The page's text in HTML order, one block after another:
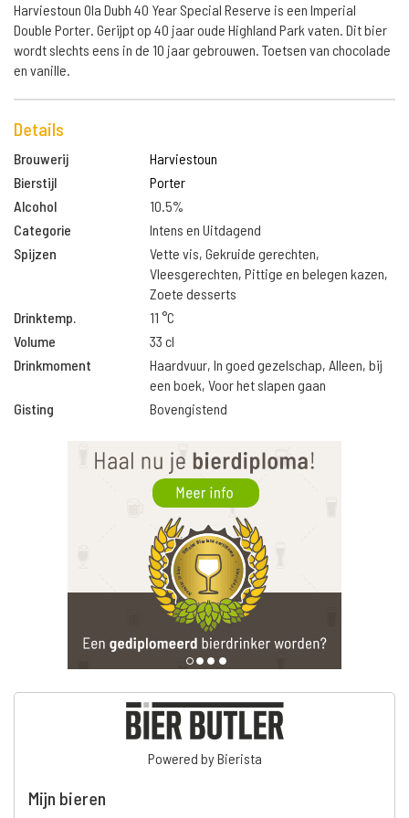
Harviestoun Ola Dubh 40 Year Special Reserve is een Imperial
Double Porter. Gerijpt op 40 jaar oude Highland Park vaten. Dit bier
wordt slechts eens in de 10 jaar gebrouwen. Toetsen van chocolade
en vanille.
Details
Brouwerij
Harviestoun
Bierstijl
Porter
Alcohol
10.5%
Categorie
Intens en Uitdagend
Spijzen
Vette vis, Gekruide gerechten,
Vleesgerechten, Pittige en belegen kazen,
Zoete desserts
Drinktemp.
11 °C
Volume
33 cl
Drinkmoment
Haardvuur, In goed gezelschap, Alleen, bij
een boek, Voor het slapen gaan
Gisting
Bovengistend
Powered by Bierista
Mijn bieren